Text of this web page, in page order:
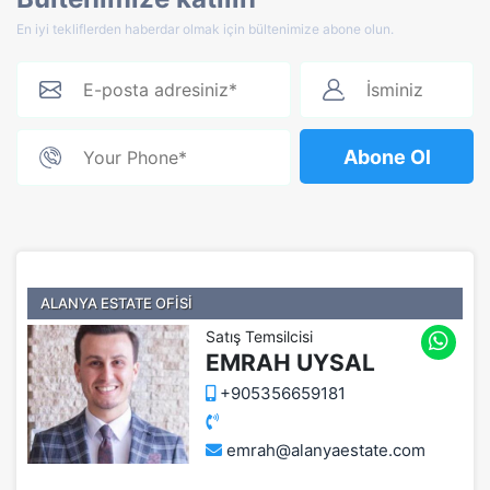
En iyi tekliflerden haberdar olmak için bültenimize abone olun.
Abone Ol
ALANYA ESTATE OFİSİ
Satış Temsilcisi
EMRAH UYSAL
+905356659181
emrah@alanyaestate.com